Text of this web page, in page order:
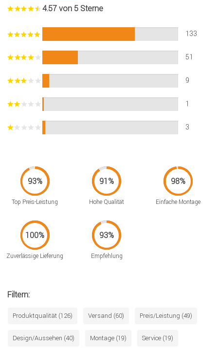
4.57 von 5 Sterne
133
51
9
1
3
Top Preis-Leistung Hohe Qualität Einfache Montage
Zuverlässige Lieferung Empfehlung
Filtern:
Produktqualität (126) Versand (60) Preis/Leistung (49)
Design/Aussehen (40) Montage (19) Service (19)